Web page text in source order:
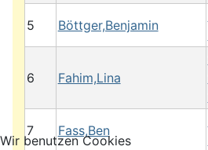
5 Böttger,Benjamin
6 Fahim,Lina
7 Fass,Ben
Wir benutzen Cookies